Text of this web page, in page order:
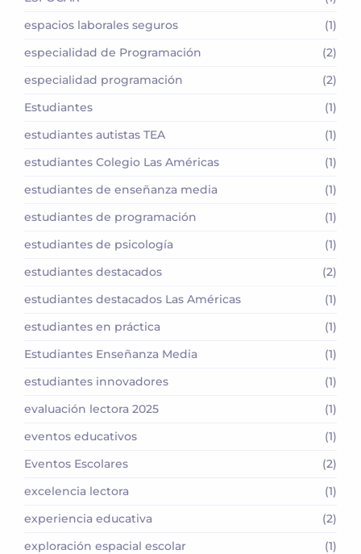
espacios laborales seguros
(1)
especialidad de Programación
(2)
especialidad programación
(2)
Estudiantes
(1)
estudiantes autistas TEA
(1)
estudiantes Colegio Las Américas
(1)
estudiantes de enseñanza media
(1)
estudiantes de programación
(1)
estudiantes de psicología
(1)
estudiantes destacados
(2)
estudiantes destacados Las Américas
(1)
estudiantes en práctica
(1)
Estudiantes Enseñanza Media
(1)
estudiantes innovadores
(1)
evaluación lectora 2025
(1)
eventos educativos
(1)
Eventos Escolares
(2)
excelencia lectora
(1)
experiencia educativa
(2)
exploración espacial escolar
(1)